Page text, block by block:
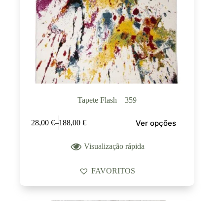
Tapete Flash – 359
28,00 €–188,00 € Ver opções
Visualização rápida
FAVORITOS